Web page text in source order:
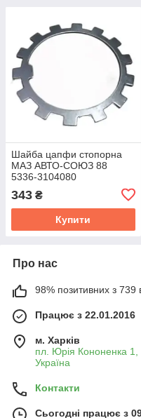
Шайба цапфи стопорна
МАЗ АВТО-СОЮЗ 88
5336-3104080
343 ₴
Купити
Про нас
98% позитивних з 739
Працює з 22.01.2016
м. Харків
пл. Юрія Кононенка
Україна
Контакти
Сьогодні працює з